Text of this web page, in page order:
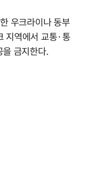
우크라이나 동부
지역에서 교통·통
금지한다.